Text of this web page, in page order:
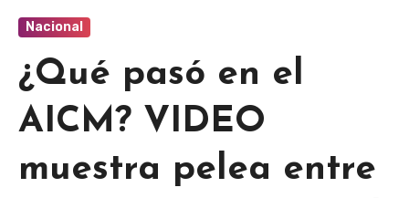
Nacional
¿Qué pasó en el
AICM? VIDEO
muestra pelea entre